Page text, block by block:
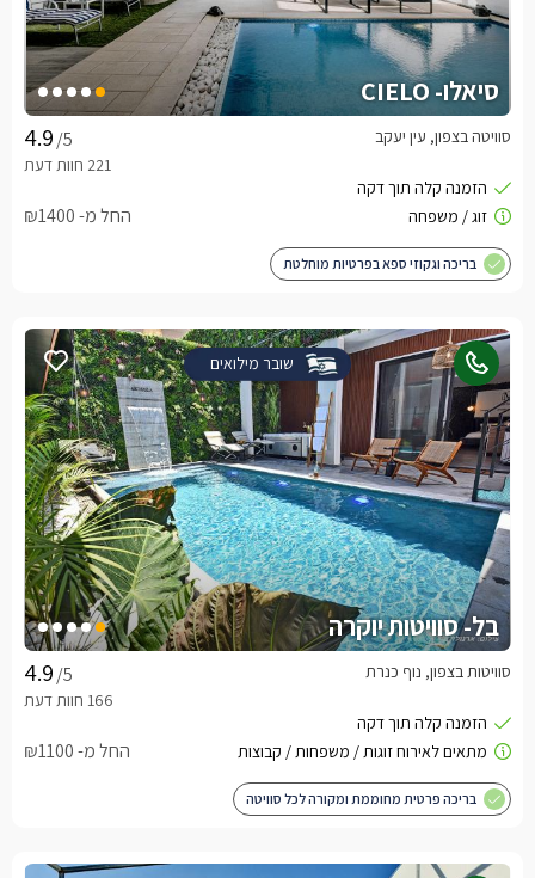
סיאלו- CIELO
/5 סוויטה בצפון, עין יעקב
החל מ- ₪1400
בריכה וגקוזי ספא בפרטיות מוחלטת
שובר מילואים
בל- סוויטות יוקרה
/5 סוויטות בצפון, נוף כנרת
החל מ- ₪1100
בריכה פרטית מחוממת ומקורה לכל סוויטה